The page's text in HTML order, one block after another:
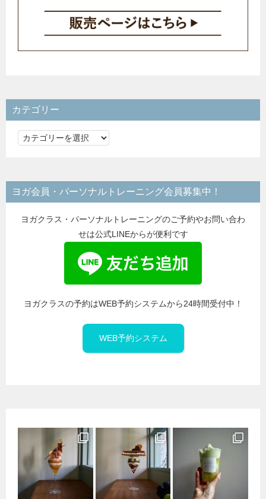
カテゴリー
カ
リ
ー
ヨガ会員・パーソナルトレーニング会員募集中！
ヨガクラス・パーソナルトレーニングのご予約やお問い合わ
せは公式LINEからが便利です
ヨガクラスの予約はWEB予約システムから24時間受付中！
WEB予約システム